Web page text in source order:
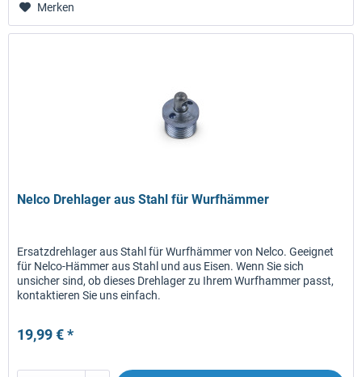
Merken
Nelco Drehlager aus Stahl für Wurfhämmer
Ersatzdrehlager aus Stahl für Wurfhämmer von Nelco. Geeignet
für Nelco-Hämmer aus Stahl und aus Eisen. Wenn Sie sich
unsicher sind, ob dieses Drehlager zu Ihrem Wurfhammer passt,
kontaktieren Sie uns einfach.
19,99 € *